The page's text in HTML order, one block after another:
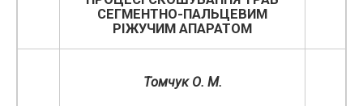
СЕГМЕНТНО-ПАЛЬЦЕВИМ
РІЖУЧИМ АПАРАТОМ
Томчук О. М.